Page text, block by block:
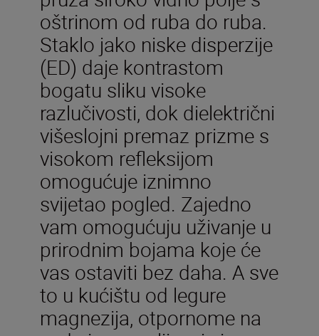
oštrinom od ruba do ruba.
Staklo jako niske disperzije
(ED) daje kontrastom
bogatu sliku visoke
razlučivosti, dok dielektrični
višeslojni premaz prizme s
visokom refleksijom
omogućuje iznimno
svijetao pogled. Zajedno
vam omogućuju uživanje u
prirodnim bojama koje će
vas ostaviti bez daha. A sve
to u kućištu od legure
magnezija, otpornome na